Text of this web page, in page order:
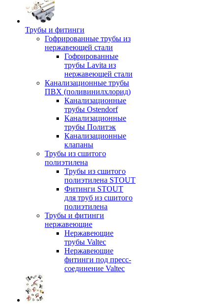
Трубы и фитинги
Гофрированные трубы из
нержавеющей стали
Гофрированные
трубы Lavita из
нержавеющей стали
Канализационные трубы
ПВХ (поливинилхлорид)
Канализационные
трубы Ostendorf
Канализационные
трубы Политэк
Канализационные
клапаны
Трубы из сшитого
полиэтилена
Трубы из сшитого
полиэтилена STOUT
Фитинги STOUT
для труб из сшитого
полиэтилена
Трубы и фитинги
нержавеющие
Нержавеющие
трубы Valtec
Нержавеющие
фитинги под пресс-
соединение Valtec